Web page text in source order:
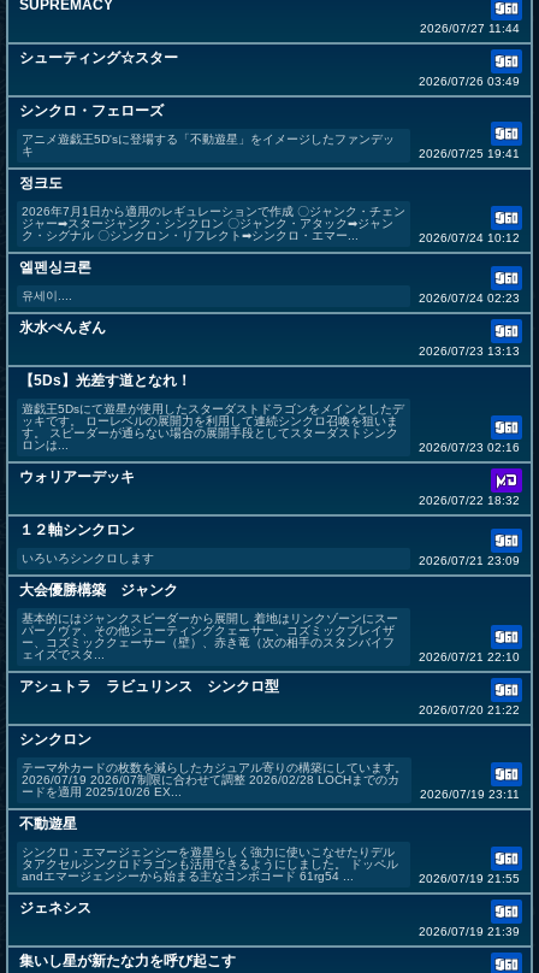
SUPREMACY
2026/07/27 11:44
シューティング☆スター
2026/07/26 03:49
シンクロ・フェローズ
アニメ遊戯王5D'sに登場する「不動遊星」をイメージしたファンデッ
キ
2026/07/25 19:41
정크도
2026年7月1日から適用のレギュレーションで作成 〇ジャンク・チェン
ジャー➡スタージャンク・シンクロン 〇ジャンク・アタック➡ジャン
ク・シグナル 〇シンクロン・リフレクト➡シンクロ・エマー...
2026/07/24 10:12
엘펜싱크론
유세이.... 2026/07/24 02:23
氷水ぺんぎん
2026/07/23 13:13
【5Ds】光差す道となれ！
遊戯王5Dsにて遊星が使用したスターダストドラゴンをメインとしたデ
ッキです。 ローレベルの展開力を利用して連続シンクロ召喚を狙いま
す。 スピーダーが通らない場合の展開手段としてスターダストシンク
ロンは...
2026/07/23 02:16
ウォリアーデッキ
2026/07/22 18:32
１２軸シンクロン
いろいろシンクロします 2026/07/21 23:09
大会優勝構築 ジャンク
基本的にはジャンクスピーダーから展開し 着地はリンクゾーンにスー
パーノヴァ、その他シューティングクェーサー、コズミックブレイザ
ー、コズミッククェーサー（壁）、赤き竜（次の相手のスタンバイフ
ェイズでスタ...
2026/07/21 22:10
アシュトラ ラビュリンス シンクロ型
2026/07/20 21:22
シンクロン
テーマ外カードの枚数を減らしたカジュアル寄りの構築にしています。
2026/07/19 2026/07制限に合わせて調整 2026/02/28 LOCHまでのカ
ードを適用 2025/10/26 EX...
2026/07/19 23:11
不動遊星
シンクロ・エマージェンシーを遊星らしく強力に使いこなせたりデル
タアクセルシンクロドラゴンも活用できるようにしました。 ドッペル
andエマージェンシーから始まる主なコンボコード 61rg54 ...
2026/07/19 21:55
ジェネシス
2026/07/19 21:39
集いし星が新たな力を呼び起こす